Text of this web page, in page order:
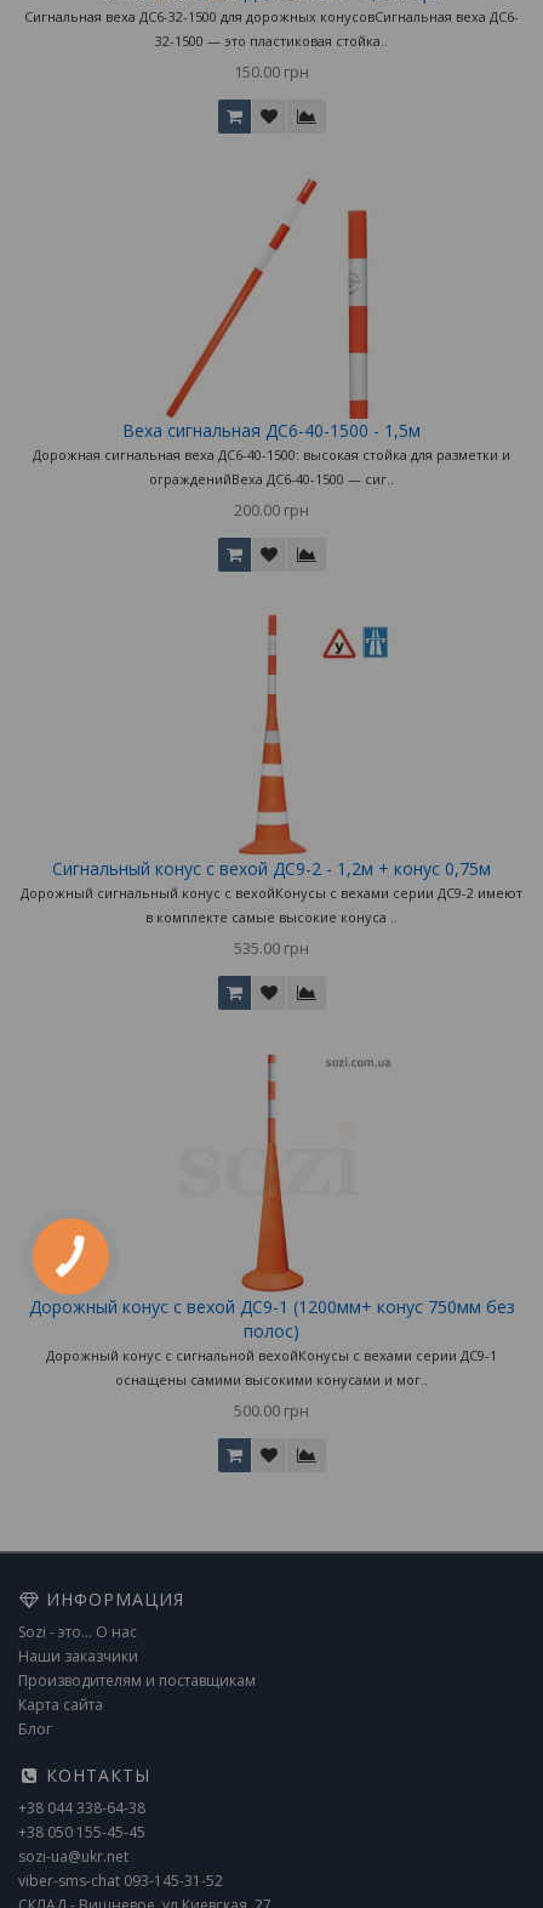
Сигнальная веха ДС6-32-1500 для дорожных конусовСигнальная веха ДС6-
32-1500 — это пластиковая стойка..
150.00 грн
Веха сигнальная ДС6-40-1500 - 1,5м
Дорожная сигнальная веха ДС6-40-1500: высокая стойка для разметки и
огражденийВеха ДС6-40-1500 — сиг..
200.00 грн
Сигнальный конус с вехой ДС9-2 - 1,2м + конус 0,75м
Дорожный сигнальный конус с вехойКонусы с вехами серии ДС9-2 имеют
в комплекте самые высокие конуса ..
535.00 грн
Дорожный конус с вехой ДС9-1 (1200мм+ конус 750мм без
полос)
Дорожный конус с сигнальной вехойКонусы с вехами серии ДС9-1
оснащены самими высокими конусами и мог..
500.00 грн
ИНФОРМАЦИЯ
Sozi - это... О нас
Наши заказчики
Производителям и поставщикам
Карта сайта
Блог
КОНТАКТЫ
+38 044 338-64-38
+38 050 155-45-45
sozi-ua@ukr.net
viber-sms-chat 093-145-31-52